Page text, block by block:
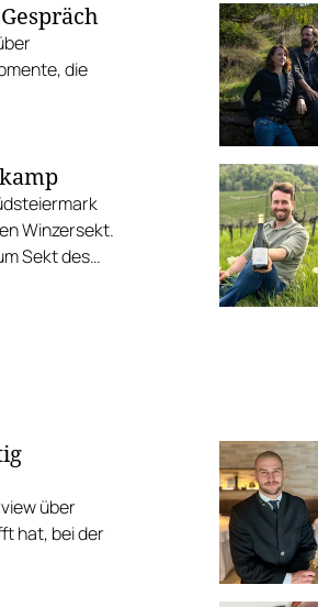
die
Winzersekt.
Sekt des
über
hat, bei der